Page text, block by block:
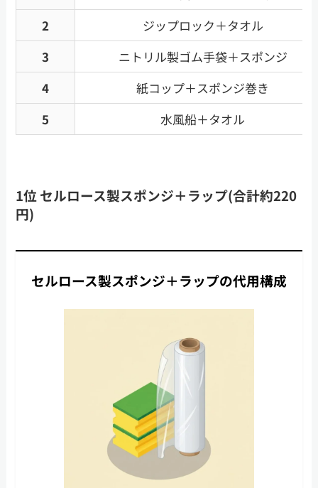
2
ジップロック＋タオル
3
ニトリル製ゴム手袋＋スポンジ
4
紙コップ＋スポンジ巻き
5
水風船＋タオル
1位 セルロース製スポンジ＋ラップ(合計約220
円)
セルロース製スポンジ＋ラップの代用構成